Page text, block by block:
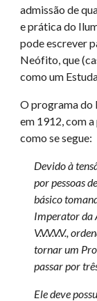
admissão de
e prática do
pode escrever
Neófito, que
como um
O programa
em 1912, com
como se segue:
Devido à
por pessoas
básico
Imperator da
V.V.V.V.V.,
tornar um
passar por
Ele deve